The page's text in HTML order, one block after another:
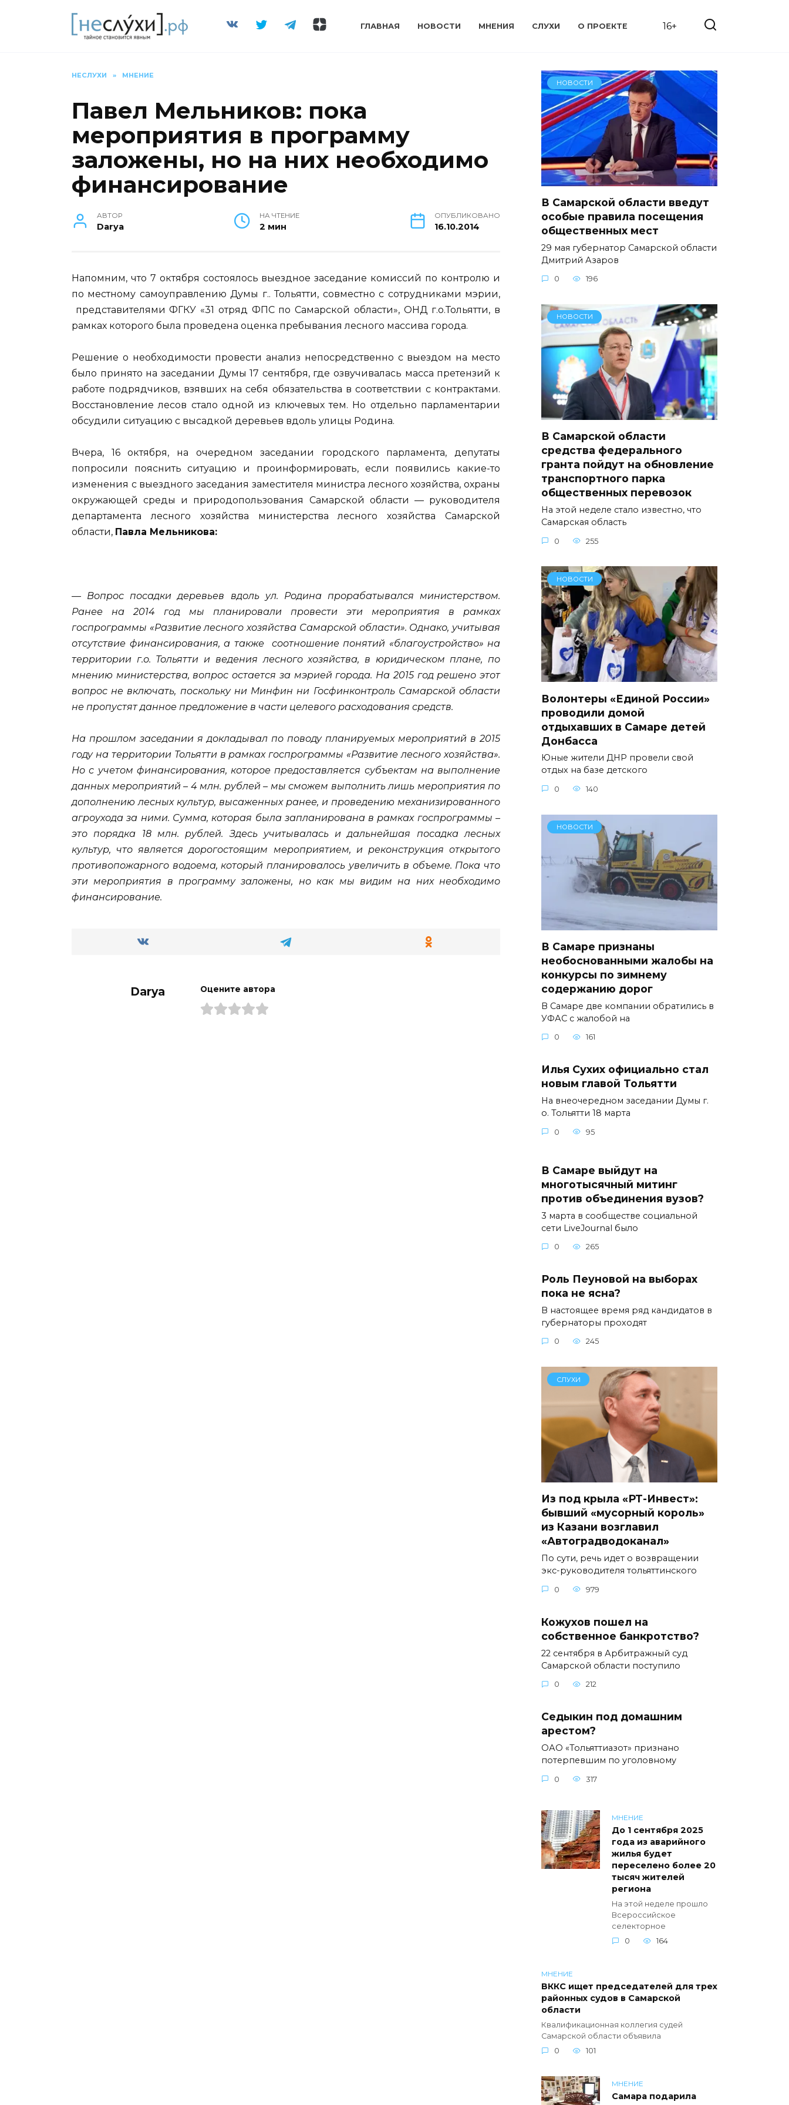
ГЛАВНАЯ НОВОСТИ МНЕНИЯ СЛУХИ О ПРОЕКТЕ 16+
НЕСЛУХИ » МНЕНИЕ
Павел Мельников: пока
мероприятия в программу
заложены, но на них необходимо
финансирование
АВТОР
Darya
НА ЧТЕНИЕ
2 мин
ОПУБЛИКОВАНО
16.10.2014
Напомним, что 7 октября состоялось выездное заседание комиссий по контролю и
по местному самоуправлению Думы г.. Тольятти, совместно с сотрудниками мэрии,
представителями ФГКУ «31 отряд ФПС по Самарской области», ОНД г.о.Тольятти, в
рамках которого была проведена оценка пребывания лесного массива города.
Решение о необходимости провести анализ непосредственно с выездом на место
было принято на заседании Думы 17 сентября, где озвучивалась масса претензий к
работе подрядчиков, взявших на себя обязательства в соответствии с контрактами.
Восстановление лесов стало одной из ключевых тем. Но отдельно парламентарии
обсудили ситуацию с высадкой деревьев вдоль улицы Родина.
Вчера, 16 октября, на очередном заседании городского парламента, депутаты
попросили пояснить ситуацию и проинформировать, если появились какие-то
изменения с выездного заседания заместителя министра лесного хозяйства, охраны
окружающей среды и природопользования Самарской области — руководителя
департамента лесного хозяйства министерства лесного хозяйства Самарской
области, Павла Мельникова:
— Вопрос посадки деревьев вдоль ул. Родина прорабатывался министерством.
Ранее на 2014 год мы планировали провести эти мероприятия в рамках
госпрограммы «Развитие лесного хозяйства Самарской области». Однако, учитывая
отсутствие финансирования, а также соотношение понятий «благоустройство» на
территории г.о. Тольятти и ведения лесного хозяйства, в юридическом плане, по
мнению министерства, вопрос остается за мэрией города. На 2015 год решено этот
вопрос не включать, поскольку ни Минфин ни Госфинконтроль Самарской области
не пропустят данное предложение в части целевого расходования средств.
На прошлом заседании я докладывал по поводу планируемых мероприятий в 2015
году на территории Тольятти в рамках госпрограммы «Развитие лесного хозяйства».
Но с учетом финансирования, которое предоставляется субъектам на выполнение
данных мероприятий – 4 млн. рублей – мы сможем выполнить лишь мероприятия по
дополнению лесных культур, высаженных ранее, и проведению механизированного
агроухода за ними. Сумма, которая была запланирована в рамках госпрограммы –
это порядка 18 млн. рублей. Здесь учитывалась и дальнейшая посадка лесных
культур, что является дорогостоящим мероприятием, и реконструкция открытого
противопожарного водоема, который планировалось увеличить в объеме. Пока что
эти мероприятия в программу заложены, но как мы видим на них необходимо
финансирование.
Darya Оцените автора
НОВОСТИ
В Самарской области введут
особые правила посещения
общественных мест
29 мая губернатор Самарской области
Дмитрий Азаров
0 196
НОВОСТИ
В Самарской области
средства федерального
гранта пойдут на обновление
транспортного парка
общественных перевозок
На этой неделе стало известно, что
Самарская область
0 255
НОВОСТИ
Волонтеры «Единой России»
проводили домой
отдыхавших в Самаре детей
Донбасса
Юные жители ДНР провели свой
отдых на базе детского
0 140
НОВОСТИ
В Самаре признаны
необоснованными жалобы на
конкурсы по зимнему
содержанию дорог
В Самаре две компании обратились в
УФАС с жалобой на
0 161
Илья Сухих официально стал
новым главой Тольятти
На внеочередном заседании Думы г.
о. Тольятти 18 марта
0 95
В Самаре выйдут на
многотысячный митинг
против объединения вузов?
3 марта в сообществе социальной
сети LiveJournal было
0 265
Роль Пеуновой на выборах
пока не ясна?
В настоящее время ряд кандидатов в
губернаторы проходят
0 245
СЛУХИ
Из под крыла «РТ-Инвест»:
бывший «мусорный король»
из Казани возглавил
«Автоградводоканал»
По сути, речь идет о возвращении
экс-руководителя тольяттинского
0 979
Кожухов пошел на
собственное банкротство?
22 сентября в Арбитражный суд
Самарской области поступило
0 212
Седыкин под домашним
арестом?
ОАО «Тольяттиазот» признано
потерпевшим по уголовному
0 317
МНЕНИЕ
До 1 сентября 2025
года из аварийного
жилья будет
переселено более 20
тысяч жителей
региона
На этой неделе прошло
Всероссийское
селекторное
0
164
МНЕНИЕ
ВККС ищет председателей для трех
районных судов в Самарской
области
Квалификационная коллегия судей
Самарской области объявила
0
101
МНЕНИЕ
Самара подарила